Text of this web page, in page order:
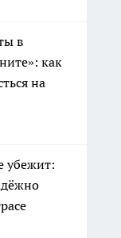
в
как
на
убежит: